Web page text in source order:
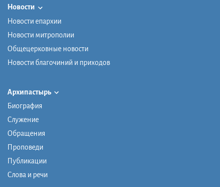
Новости
Новости епархии
Новости митрополии
Общецерковные новости
Новости благочиний и приходов
Архипастырь
Биография
Служение
Обращения
Проповеди
Публикации
Слова и речи